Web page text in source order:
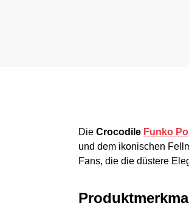
Die Crocodile Funko
und dem ikonischen
Fans, die die düstere